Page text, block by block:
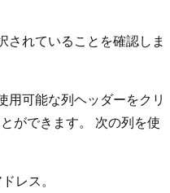
されていることを確認しま
用可能な列ヘッダーをクリ
ができます。 次の列を使
レス。